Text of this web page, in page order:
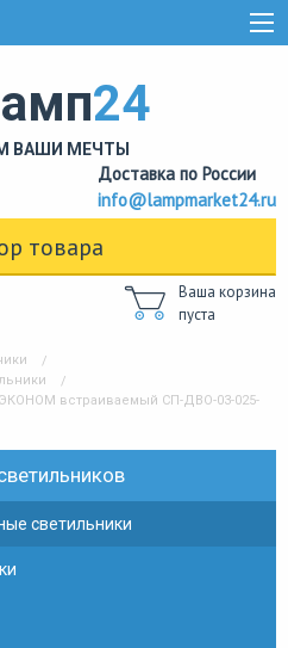
24
ВАШИ МЕЧТЫ
Доставка по России
info@lampmarket24.ru
товара
Ваша корзина
пуста
встраиваемый СП-ДВО-03-025-
светильники